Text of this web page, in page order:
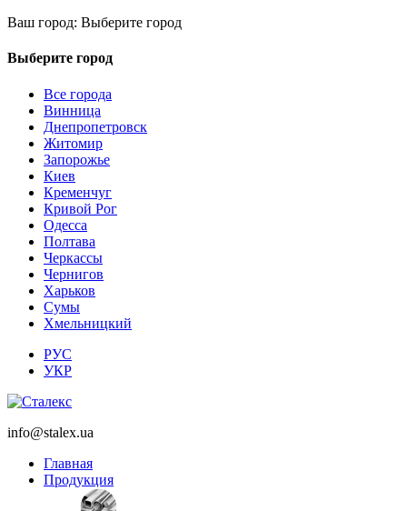
Ваш город: Выберите город
Выберите город
Все города
Винница
Днепропетровск
Житомир
Запорожье
Киев
Кременчуг
Кривой Рог
Одесса
Полтава
Черкассы
Чернигов
Харьков
Сумы
Хмельницкий
РУС
УКР
info@stalex.ua
Главная
Продукция